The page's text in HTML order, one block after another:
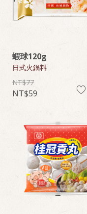
蝦球120g
日式火鍋料
77
59